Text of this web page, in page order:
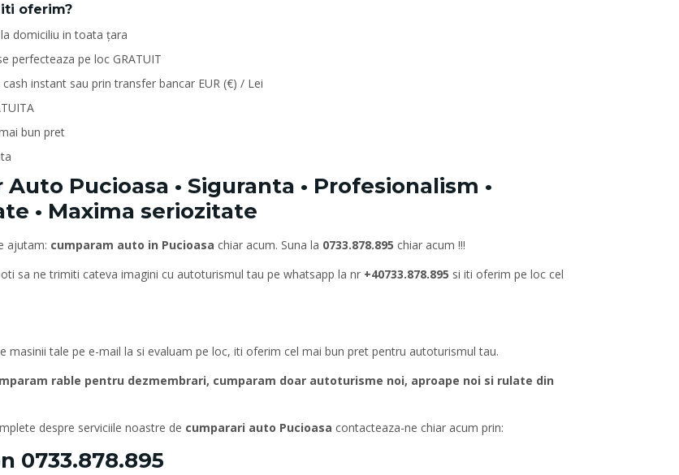
oferim?
domiciliu in toata țara
perfecteaza pe loc GRATUIT
instant sau prin transfer bancar EUR (€) / Lei
bun pret
Pucioasa • Siguranta • Profesionalism •
• Maxima seriozitate
ajutam: cumparam auto in Pucioasa chiar acum. Suna la 0733.878.895 chiar acum !!!
sa ne trimiti cateva imagini cu autoturismul tau pe whatsapp la nr +40733.878.895 si iti oferim pe loc cel
masinii tale pe e-mail la si evaluam pe loc, iti oferim cel mai bun pret pentru autoturismul tau.
rable pentru dezmembrari, cumparam doar autoturisme noi, aproape noi si rulate din
despre serviciile noastre de cumparari auto Pucioasa contacteaza-ne chiar acum prin:
0733.878.895